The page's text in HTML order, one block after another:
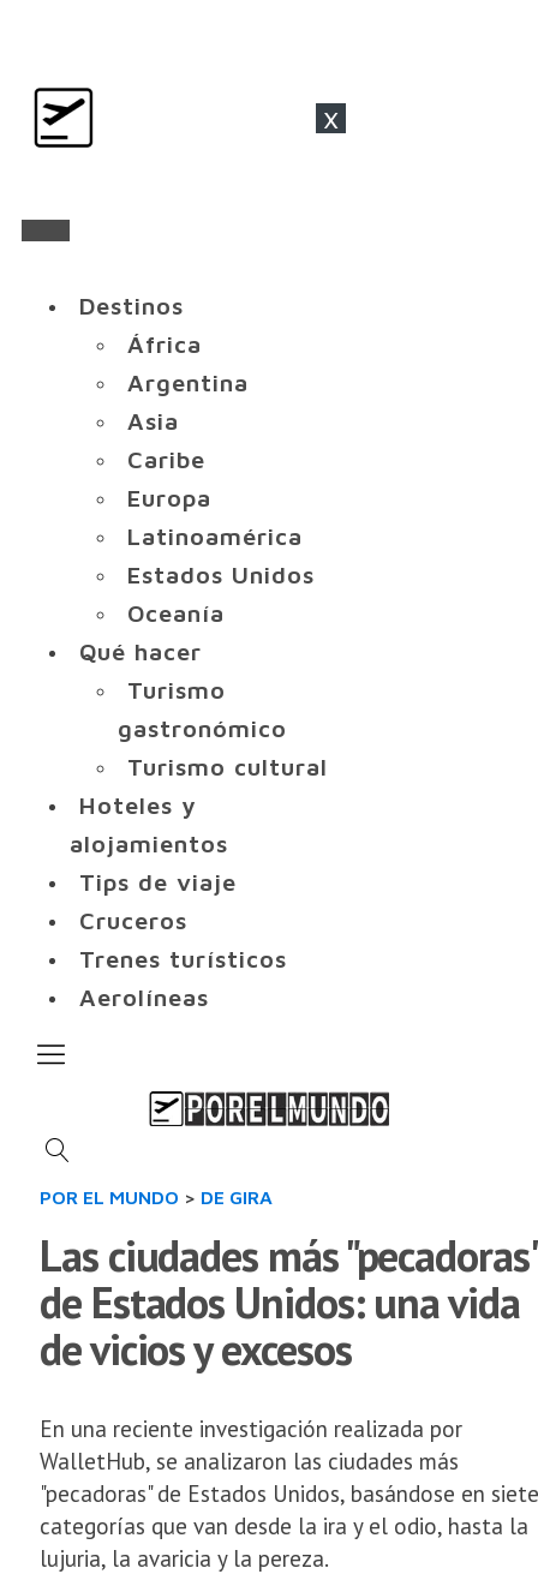
x
Destinos
África
Argentina
Asia
Caribe
Europa
Latinoamérica
Estados Unidos
Oceanía
Qué hacer
Turismo
gastronómico
Turismo cultural
Hoteles y
alojamientos
Tips de viaje
Cruceros
Trenes turísticos
Aerolíneas
POR EL MUNDO > DE GIRA
Las ciudades más
de Estados Unidos: una vida
de vicios y excesos
En una reciente investigación realizada por
WalletHub, se analizaron las ciudades más
"pecadoras" de Estados Unidos, basándose en siete
categorías que van desde la ira y el odio, hasta la
lujuria, la avaricia y la pereza.